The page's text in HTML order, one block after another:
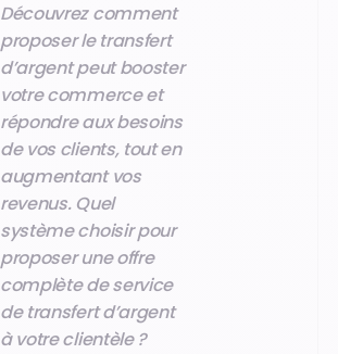
Découvrez comment
proposer le transfert
d’argent peut booster
votre commerce et
répondre aux besoins
de vos clients, tout en
augmentant vos
revenus. Quel
système choisir pour
proposer une offre
complète de service
de transfert d’argent
à votre clientèle ?